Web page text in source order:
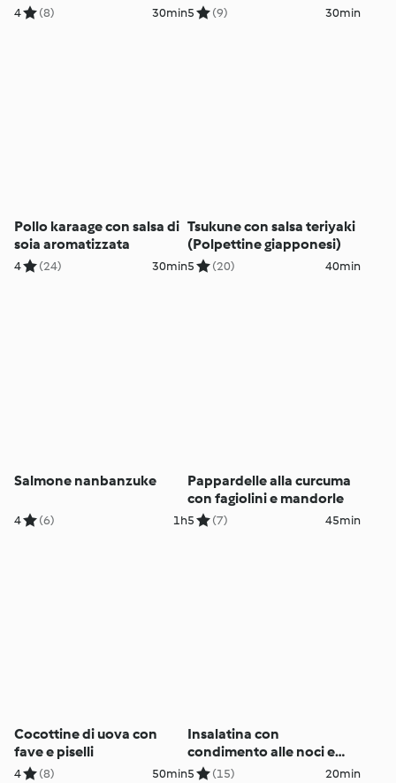
4 (8) 30min5 (9) 30min
Pollo karaage con salsa di
soia aromatizzata
4 (24) 30min
Tsukune con salsa teriyaki
(Polpettine giapponesi)
5 (20) 40min
Salmone nanbanzuke
4 (6) 1h
Pappardelle alla curcuma
con fagiolini e mandorle
5 (7) 45min
Cocottine di uova con
fave e piselli
4 (8) 50min
Insalatina con
condimento alle noci e
piadina alle erbe (per 2
5 (15) 20min